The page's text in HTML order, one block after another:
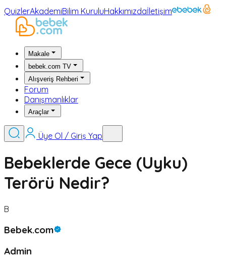
QuizlerAkademiBilim KuruluHakkımızdaİletişim
Makale
bebek.com TV
Alışveriş Rehberi
Forum
Danışmanlıklar
Araçlar
Üye Ol / Giriş Yap
Bebeklerde Gece (Uyku)
Terörü Nedir?
B
Bebek.com
Admin